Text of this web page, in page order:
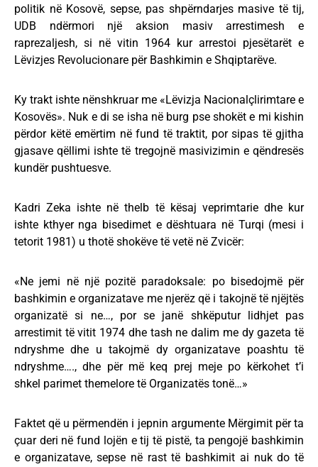
politik në Kosovë, sepse, pas shpërndarjes masive të tij,
UDB ndërmori një aksion masiv arrestimesh e
raprezaljesh, si në vitin 1964 kur arrestoi pjesëtarët e
Lëvizjes Revolucionare për Bashkimin e Shqiptarëve.
Ky trakt ishte nënshkruar me «Lëvizja Nacionalçlirimtare e
Kosovës». Nuk e di se isha në burg pse shokët e mi kishin
përdor këtë emërtim në fund të traktit, por sipas të gjitha
gjasave qëllimi ishte të tregojnë masivizimin e qëndresës
kundër pushtuesve.
Kadri Zeka ishte në thelb të kësaj veprimtarie dhe kur
ishte kthyer nga bisedimet e dështuara në Turqi (mesi i
tetorit 1981) u thotë shokëve të vetë në Zvicër:
«Ne jemi në një pozitë paradoksale: po bisedojmë për
bashkimin e organizatave me njerëz që i takojnë të njëjtës
organizatë si ne…, por se janë shkëputur lidhjet pas
arrestimit të vitit 1974 dhe tash ne dalim me dy gazeta të
ndryshme dhe u takojmë dy organizatave poashtu të
ndryshme…., dhe për më keq prej meje po kërkohet t’i
shkel parimet themelore të Organizatës tonë…»
Faktet që u përmendën i jepnin argumente Mërgimit për ta
çuar deri në fund lojën e tij të pistë, ta pengojë bashkimin
e organizatave, sepse në rast të bashkimit ai nuk do të